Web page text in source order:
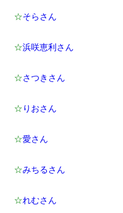
☆そらさん
☆浜咲恵利さん
☆さつきさん
☆ りおさん
☆愛さん
☆みちるさん
☆れむさん